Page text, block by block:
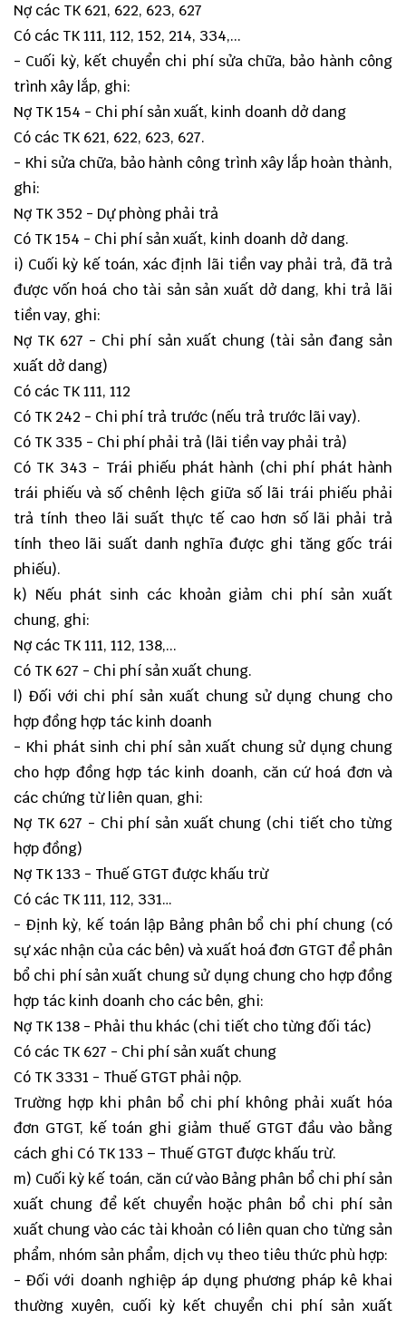
Nợ các TK 621, 622, 623, 627
Có các TK 111, 112, 152, 214, 334,...
- Cuối kỳ, kết chuyển chi phí sửa chữa, bảo hành công
trình xây lắp, ghi:
Nợ TK 154 - Chi phí sản xuất, kinh doanh dở dang
Có các TK 621, 622, 623, 627.
- Khi sửa chữa, bảo hành công trình xây lắp hoàn thành,
ghi:
Nợ TK 352 - Dự phòng phải trả
Có TK 154 - Chi phí sản xuất, kinh doanh dở dang.
i) Cuối kỳ kế toán, xác định lãi tiền vay phải trả, đã trả
được vốn hoá cho tài sản sản xuất dở dang, khi trả lãi
tiền vay, ghi:
Nợ TK 627 - Chi phí sản xuất chung (tài sản đang sản
xuất dở dang)
Có các TK 111, 112
Có TK 242 - Chi phí trả trước (nếu trả trước lãi vay).
Có TK 335 - Chi phí phải trả (lãi tiền vay phải trả)
Có TK 343 - Trái phiếu phát hành (chi phí phát hành
trái phiếu và số chênh lệch giữa số lãi trái phiếu phải
trả tính theo lãi suất thực tế cao hơn số lãi phải trả
tính theo lãi suất danh nghĩa được ghi tăng gốc trái
phiếu).
k) Nếu phát sinh các khoản giảm chi phí sản xuất
chung, ghi:
Nợ các TK 111, 112, 138,...
Có TK 627 - Chi phí sản xuất chung.
l) Đối với chi phí sản xuất chung sử dụng chung cho
hợp đồng hợp tác kinh doanh
- Khi phát sinh chi phí sản xuất chung sử dụng chung
cho hợp đồng hợp tác kinh doanh, căn cứ hoá đơn và
các chứng từ liên quan, ghi:
Nợ TK 627 - Chi phí sản xuất chung (chi tiết cho từng
hợp đồng)
Nợ TK 133 - Thuế GTGT được khấu trừ
Có các TK 111, 112, 331…
- Định kỳ, kế toán lập Bảng phân bổ chi phí chung (có
sự xác nhận của các bên) và xuất hoá đơn GTGT để phân
bổ chi phí sản xuất chung sử dụng chung cho hợp đồng
hợp tác kinh doanh cho các bên, ghi:
Nợ TK 138 - Phải thu khác (chi tiết cho từng đối tác)
Có các TK 627 - Chi phí sản xuất chung
Có TK 3331 - Thuế GTGT phải nộp.
Trường hợp khi phân bổ chi phí không phải xuất hóa
đơn GTGT, kế toán ghi giảm thuế GTGT đầu vào bằng
cách ghi Có TK 133 – Thuế GTGT được khấu trừ.
m) Cuối kỳ kế toán, căn cứ vào Bảng phân bổ chi phí sản
xuất chung để kết chuyển hoặc phân bổ chi phí sản
xuất chung vào các tài khoản có liên quan cho từng sản
phẩm, nhóm sản phẩm, dịch vụ theo tiêu thức phù hợp:
- Đối với doanh nghiệp áp dụng phương pháp kê khai
thường xuyên, cuối kỳ kết chuyển chi phí sản xuất